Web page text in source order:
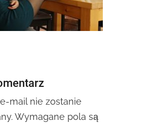
mail nie zostanie
Wymagane pola są